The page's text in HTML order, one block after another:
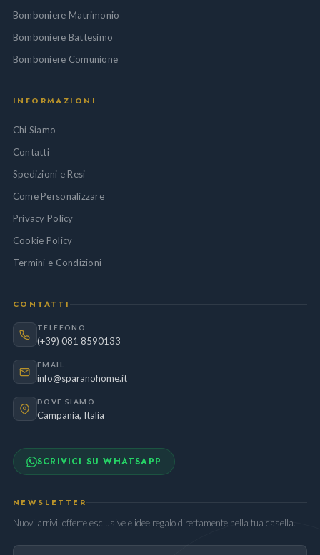
Bomboniere Matrimonio
Bomboniere Battesimo
Bomboniere Comunione
INFORMAZIONI
Chi Siamo
Contatti
Spedizioni e Resi
Come Personalizzare
Privacy Policy
Cookie Policy
Termini e Condizioni
CONTATTI
TELEFONO
(+39) 081 8590133
EMAIL
info@sparanohome.it
DOVE SIAMO
Campania, Italia
SCRIVICI SU WHATSAPP
NEWSLETTER
Nuovi arrivi, offerte esclusive e idee regalo direttamente nella tua casella.